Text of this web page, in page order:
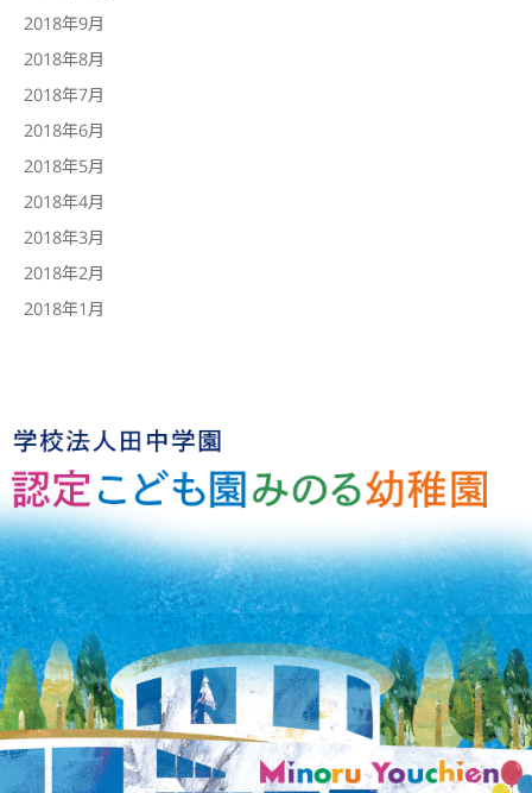
2018年9月
2018年8月
2018年7月
2018年6月
2018年5月
2018年4月
2018年3月
2018年2月
2018年1月